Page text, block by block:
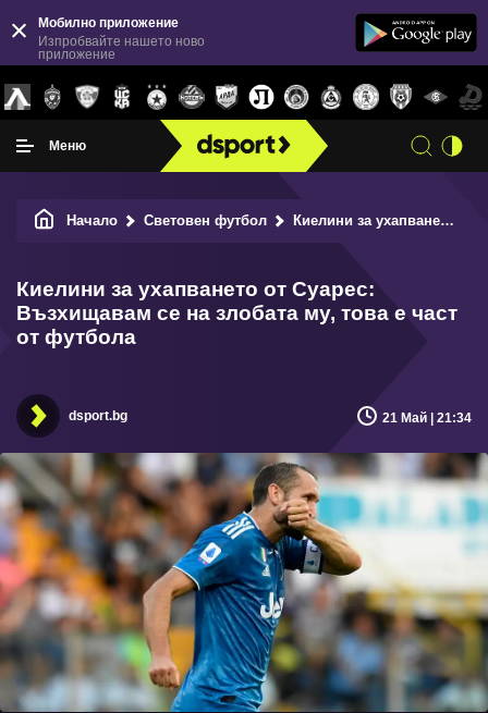
Мобилно приложение
Изпробвайте нашето ново
приложение
Меню
Начало Световен футбол Киелини за ухапването от Суарес: Възхищавам се на злобата му, това е част от футбола
Киелини за ухапването от Суарес:
Възхищавам се на злобата му, това е част
от футбола
dsport.bg 21 Май | 21:34